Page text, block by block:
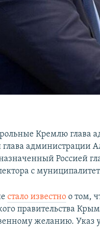
Кремлю глава
глава администрации
Россией
с
стало известно о том,
правительства
желанию. Указ